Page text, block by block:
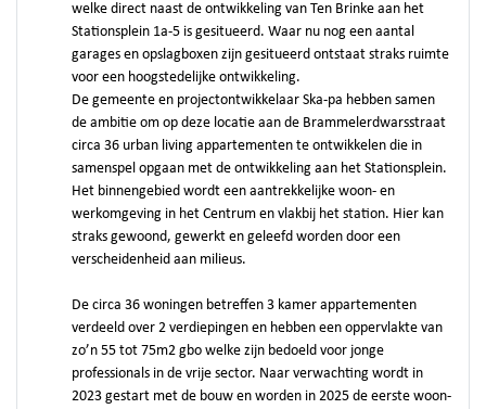
welke direct naast de ontwikkeling van Ten Brinke aan het
Stationsplein 1a-5 is gesitueerd. Waar nu nog een aantal
garages en opslagboxen zijn gesitueerd ontstaat straks ruimte
voor een hoogstedelijke ontwikkeling.
De gemeente en projectontwikkelaar Ska-pa hebben samen
de ambitie om op deze locatie aan de Brammelerdwarsstraat
circa 36 urban living appartementen te ontwikkelen die in
samenspel opgaan met de ontwikkeling aan het Stationsplein.
Het binnengebied wordt een aantrekkelijke woon- en
werkomgeving in het Centrum en vlakbij het station. Hier kan
straks gewoond, gewerkt en geleefd worden door een
verscheidenheid aan milieus.
De circa 36 woningen betreffen 3 kamer appartementen
verdeeld over 2 verdiepingen en hebben een oppervlakte van
zo’n 55 tot 75m2 gbo welke zijn bedoeld voor jonge
professionals in de vrije sector. Naar verwachting wordt in
2023 gestart met de bouw en worden in 2025 de eerste woon-